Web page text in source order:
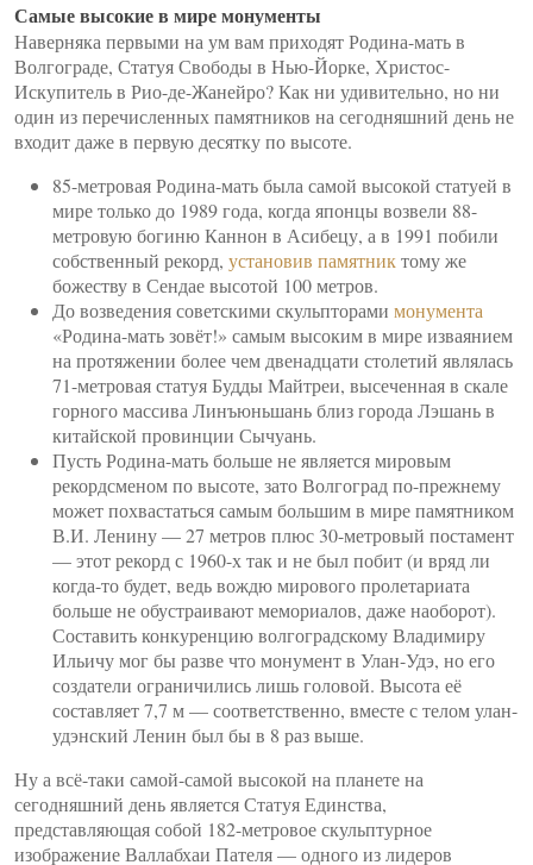
Самые высокие в мире монументы
Наверняка первыми на ум вам приходят Родина-мать в
Волгограде, Статуя Свободы в Нью-Йорке, Христос-
Искупитель в Рио-де-Жанейро? Как ни удивительно, но ни
один из перечисленных памятников на сегодняшний день не
входит даже в первую десятку по высоте.
85-метровая Родина-мать была самой высокой статуей в
мире только до 1989 года, когда японцы возвели 88-
метровую богиню Каннон в Асибецу, а в 1991 побили
собственный рекорд, установив памятниктому же
божеству в Сендае высотой 100 метров.
До возведения советскими скульпторами монумента
«Родина-мать зовёт!» самым высоким в мире изваянием
на протяжении более чем двенадцати столетий являлась
71-метровая статуя Будды Майтреи, высеченная в скале
горного массива Линъюньшань близ города Лэшань в
китайской провинции Сычуань.
Пусть Родина-мать больше не является мировым
рекордсменом по высоте, зато Волгоград по-прежнему
может похвастаться самым большим в мире памятником
В.И. Ленину — 27 метров плюс 30-метровый постамент
— этот рекорд с 1960-х так и не был побит (и вряд ли
когда-то будет, ведь вождю мирового пролетариата
больше не обустраивают мемориалов, даже наоборот).
Составить конкуренцию волгоградскому Владимиру
Ильичу мог бы разве что монумент в Улан-Удэ, но его
создатели ограничились лишь головой. Высота её
составляет 7,7 м — соответственно, вместе с телом улан-
удэнский Ленин был бы в 8 раз выше.
Ну а всё-таки самой-самой высокой на планете на
сегодняшний день является Статуя Единства,
представляющая собой 182-метровое скульптурное
изображение Валлабхаи Пателя — одного из лидеров